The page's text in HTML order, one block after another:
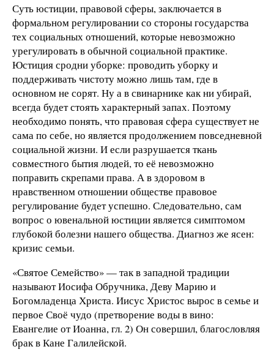
Суть юстиции, правовой сферы, заключается в
формальном регулировании со стороны государства
тех социальных отношений, которые невозможно
урегулировать в обычной социальной практике.
Юстиция сродни уборке: проводить уборку и
поддерживать чистоту можно лишь там, где в
основном не сорят. Ну а в свинарнике как ни убирай,
всегда будет стоять характерный запах. Поэтому
необходимо понять, что правовая сфера существует не
сама по себе, но является продолжением повседневной
социальной жизни. И если разрушается ткань
совместного бытия людей, то её невозможно
поправить скрепами права. А в здоровом в
нравственном отношении обществе правовое
регулирование будет успешно. Следовательно, сам
вопрос о ювенальной юстиции является симптомом
глубокой болезни нашего общества. Диагноз же ясен:
кризис семьи.
«Святое Семейство» — так в западной традиции
называют Иосифа Обручника, Деву Марию и
Богомладенца Христа. Иисус Христос вырос в семье и
первое Своё чудо (претворение воды в вино:
Евангелие от Иоанна, гл. 2) Он совершил, благословляя
брак в Кане Галилейской.